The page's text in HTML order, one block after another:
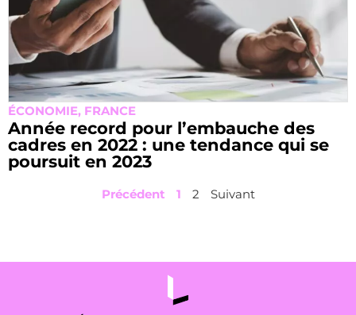
ÉCONOMIE, FRANCE
Année record pour l’embauche des
cadres en 2022 : une tendance qui se
poursuit en 2023
Précédent 1 2 Suivant